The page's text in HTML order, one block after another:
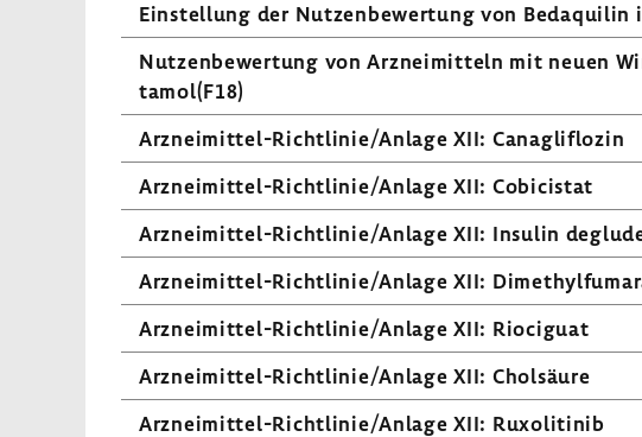
Einstel­lung der Nutzen­be­wer­tung von Bedaquilin
Nutzen­be­wer­tung von Arznei­mit­teln mit neuen
tamol(F18)
Arzneimittel-​Richtlinie/Anlage XII: Canag­lif­lozin
Arzneimittel-​Richtlinie/Anlage XII: Cobicistat
Arzneimittel-​Richtlinie/Anlage XII: Insulin
Arzneimittel-​Richtlinie/Anlage XII:
Arzneimittel-​Richtlinie/Anlage XII: Rioci­guat
Arzneimittel-​Richtlinie/Anlage XII: Chol­säure
Arzneimittel-​Richtlinie/Anlage XII: Ruxo­li­t­inib